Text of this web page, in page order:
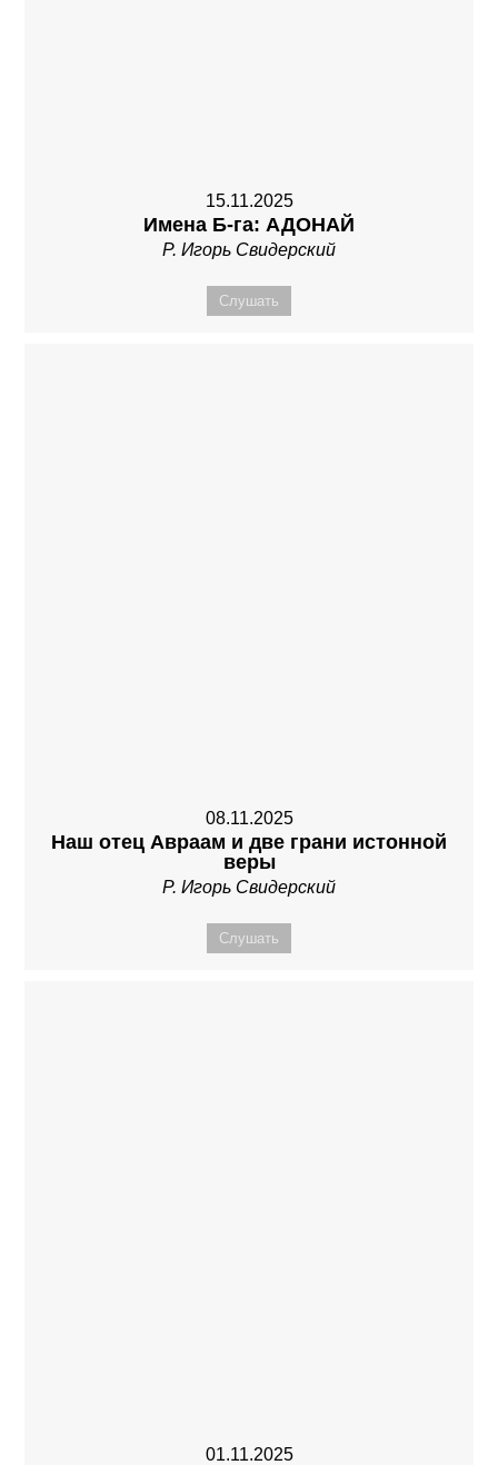
15.11.2025
Имена Б-га: АДОНАЙ
Р. Игорь Свидерский
Слушать
08.11.2025
Наш отец Авраам и две грани истонной
веры
Р. Игорь Свидерский
Слушать
01.11.2025